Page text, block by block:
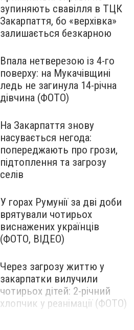
зупиняють свавілля в ТЦК
Закарпаття, бо «верхівка»
залишається безкарною
Впала нетверезою із 4-го
поверху: на Мукачівщині
ледь не загинула 14-річна
дівчина (ФОТО)
На Закарпаття знову
насувається негода:
попереджають про грози,
підтоплення та загрозу
селів
У горах Румунії за дві доби
врятували чотирьох
виснажених українців
(ФОТО, ВІДЕО)
Через загрозу життю у
закарпатки вилучили
чотирьох дітей: 2-річний
хлопчик у реанімації (ФОТО)